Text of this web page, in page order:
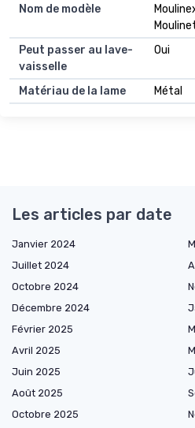
Nom de modèle
Peut passer au lave-
vaisselle
Oui
Matériau de la lame Métal
Les articles par date
Janvier 2024
Juillet 2024
Octobre 2024
Décembre 2024
Février 2025
Avril 2025
Juin 2025
Août 2025
Octobre 2025